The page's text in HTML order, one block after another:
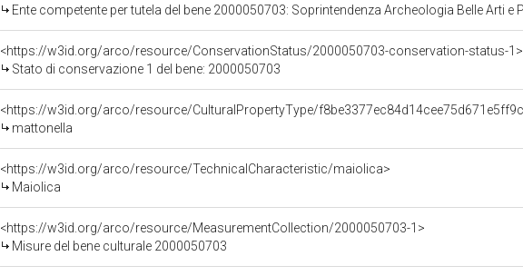
Ente competente per tutela del bene 2000050703: Soprintendenza Archeologia Belle Arti e
<https://w3id.org/arco/resource/ConservationStatus/2000050703-conservation-status-1>
Stato di conservazione 1 del bene: 2000050703
<https://w3id.org/arco/resource/CulturalPropertyType/
mattonella
<https://w3id.org/arco/resource/TechnicalCharacteristic/maiolica>
Maiolica
<https://w3id.org/arco/resource/MeasurementCollection/2000050703-1>
Misure del bene culturale 2000050703